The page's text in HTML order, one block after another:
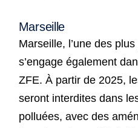
Marseille
Marseille, l’une des
s’engage également
ZFE. À partir de 2025,
seront interdites dans
polluées, avec des